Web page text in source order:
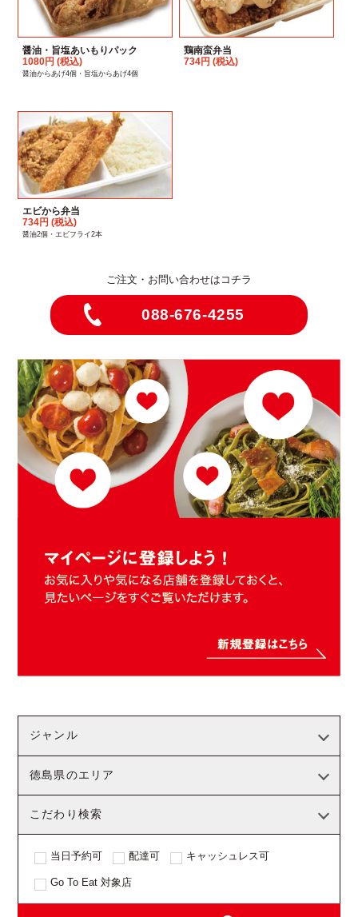
醤油・旨塩あいもりパック
1080円 (税込)
醤油からあげ4個・旨塩からあげ4個
鶏南蛮弁当
734円 (税込)
エビから弁当
734円 (税込)
醤油2個・エビフライ2本
ご注文・お問い合わせはコチラ
088-676-4255
ジャンル
徳島県のエリア
こだわり検索
当日予約可 配達可 キャッシュレス可
Go To Eat 対象店